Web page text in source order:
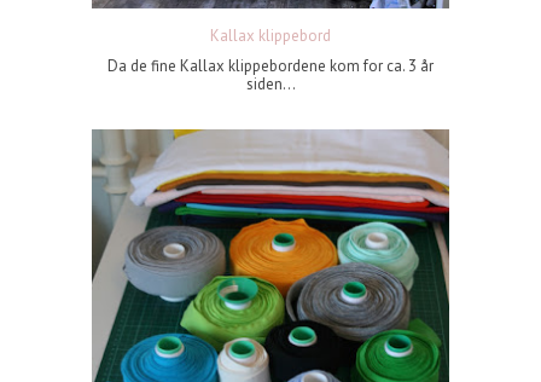
Kallax klippebord
Da de fine Kallax klippebordene kom for ca. 3 år
siden...